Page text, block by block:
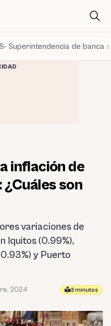
Superintendencia de banca
inflación de
¿Cuáles son
variaciones de
Iquitos (0.99%),
y Puerto
2024 3 minutos